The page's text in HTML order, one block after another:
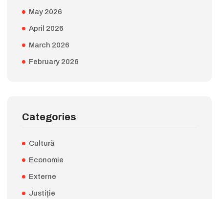
May 2026
April 2026
March 2026
February 2026
Categories
Cultură
Economie
Externe
Justiție